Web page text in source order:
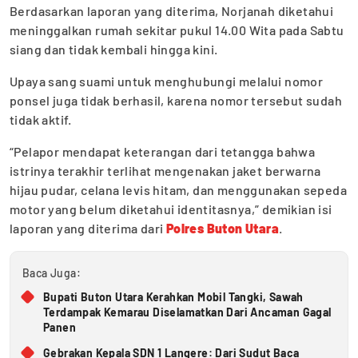
Berdasarkan laporan yang diterima, Norjanah diketahui
meninggalkan rumah sekitar pukul 14.00 Wita pada Sabtu
siang dan tidak kembali hingga kini.
Upaya sang suami untuk menghubungi melalui nomor
ponsel juga tidak berhasil, karena nomor tersebut sudah
tidak aktif.
“Pelapor mendapat keterangan dari tetangga bahwa
istrinya terakhir terlihat mengenakan jaket berwarna
hijau pudar, celana levis hitam, dan menggunakan sepeda
motor yang belum diketahui identitasnya,” demikian isi
laporan yang diterima dari Polres Buton Utara.
Baca Juga:
Bupati Buton Utara Kerahkan Mobil Tangki, Sawah
Terdampak Kemarau Diselamatkan Dari Ancaman Gagal
Panen
Gebrakan Kepala SDN 1 Langere: Dari Sudut Baca